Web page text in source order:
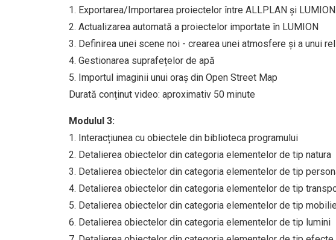
1. Exportarea/Importarea proiectelor între ALLPLAN și LUMION.
2. Actualizarea automată a proiectelor importate în LUMION
3. Definirea unei scene noi - crearea unei atmosfere și a unui
4. Gestionarea suprafețelor de apă
5. Importul imaginii unui oraș din Open Street Map
Durată conținut video: aproximativ 50 minute
Modulul 3:
1. Interacțiunea cu obiectele din biblioteca programului
2. Detalierea obiectelor din categoria elementelor de tip natura
3. Detalierea obiectelor din categoria elementelor de tip
4. Detalierea obiectelor din categoria elementelor de tip
5. Detalierea obiectelor din categoria elementelor de tip
6. Detalierea obiectelor din categoria elementelor de tip lumini